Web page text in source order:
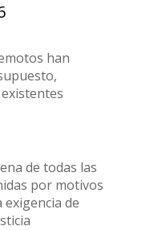
han
de todas las
por motivos
de